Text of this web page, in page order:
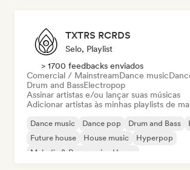
TXTRS RCRDS
Selo, Playlist
> 1700 feedbacks enviados
Comercial / MainstreamDance music
Drum and BassElectropop
Assinar artistas e/ou lançar suas músicas
Adicionar artistas às minhas playlists de
Dance music Dance pop Drum and Bass
Future house
House music
Hyperpop
Melodic & Progressive House